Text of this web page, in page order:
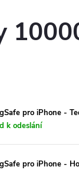
pro iPhone -
k odeslání
pro iPhone -